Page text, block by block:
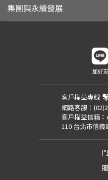
集團與永續發展
加好友
客戶權益專線
網路客服：
客戶權益信箱：
110 台北市信